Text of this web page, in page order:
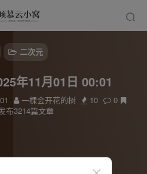
二次元
年11月01日 00:01
一棵会开花的树 10
0
布3214篇文章